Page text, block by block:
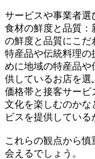
サービスや事業者選
食材の鮮度と品質：
の鮮度と品質にこだ
特産品や伝統料理の
めに地域の特産品や
供しているお店を選
価格帯と接客サービ
文化を楽しむのかな
ビスを提供している
これらの観点から
会えるでしょう。